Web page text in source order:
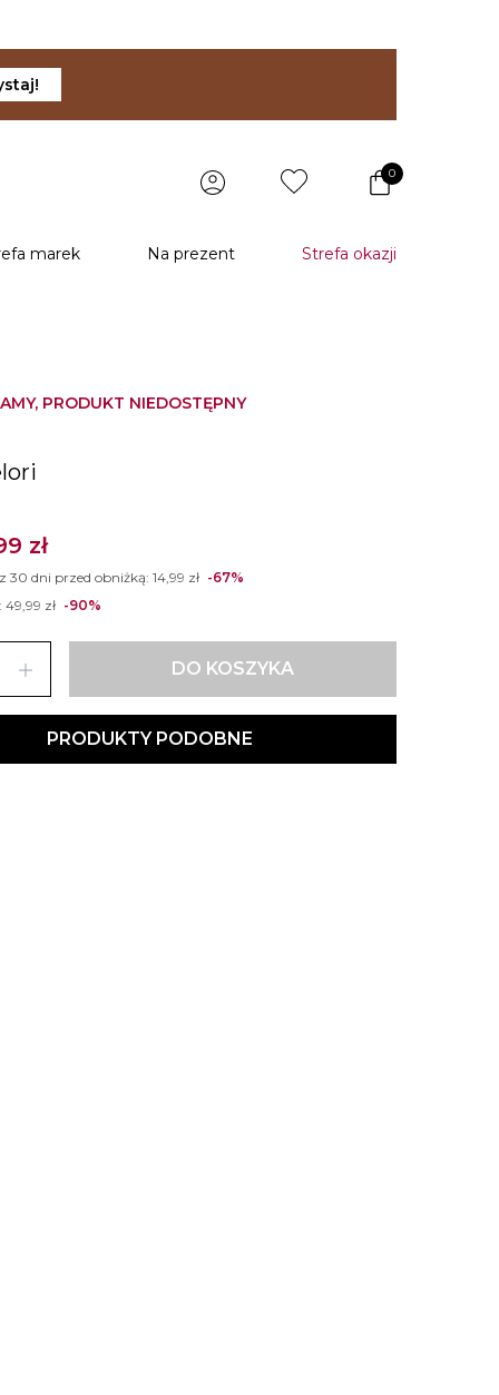
0
marek Na prezent Strefa okazji
PRODUKT NIEDOSTĘPNY
zł
30 dni przed obniżką:14,99 zł -67%
49,99 zł -90%
add DO KOSZYKA
PRODUKTY PODOBNE